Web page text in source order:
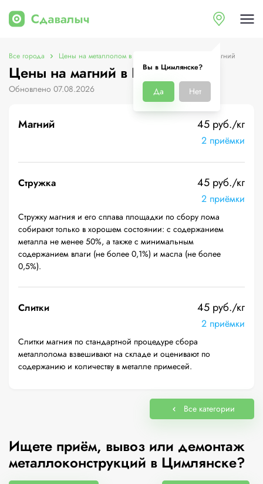
Вы в Цимлянске?
Да Нет
Все города Цены на металлолом в Цимлянске Цены на магний
Цены на магний в Цимлянске
Обновлено 07.08.2026
Магний 45 руб./кг
2 приёмки
Стружка 45 руб./кг
2 приёмки
Стружку магния и его сплава площадки по сбору лома
собирают только в хорошем состоянии: с содержанием
металла не менее 50%, а также с минимальным
содержанием влаги (не более 0,1%) и масла (не более
0,5%).
Слитки 45 руб./кг
2 приёмки
Слитки магния по стандартной процедуре сбора
металлолома взвешивают на складе и оценивают по
содержанию и количеству в металле примесей.
Все категории
Ищете приём, вывоз или демонтаж
металлоконструкций в Цимлянске?